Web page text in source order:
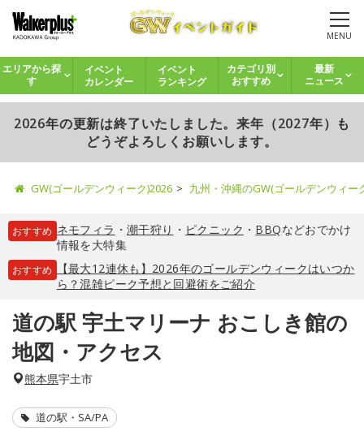
MENU
エリアから探
す
イベント
カレンダー
イベント
ランキング
カテゴリ別
おすすめ
最新
ニュース
2026年の更新は終了いたしました。来年（2027年）も
どうぞよろしくお願いします。
GW(ゴールデンウィーク)2026 九州・沖縄のGW(ゴールデンウィ
おすすめ ネモフィラ ・ 潮干狩り ・ ピクニック ・ BBQなどおでかけ
情報を大特集
おすすめ
【最大12連休も】2026年のゴールデンウィークはいつか
ら？混雑ピーク予想と回避術をご紹介
道の駅 宇土マリーナ おこしき館の
地図・アクセス
熊本県宇土市
道の駅・SA/PA